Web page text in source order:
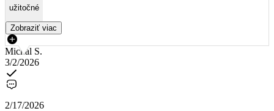
užitočné
Zobraziť viac
Michal S.
3/2/2026
2/17/2026